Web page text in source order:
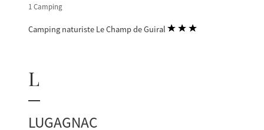
1 Camping
Camping naturiste Le Champ de Guiral
L
LUGAGNAC